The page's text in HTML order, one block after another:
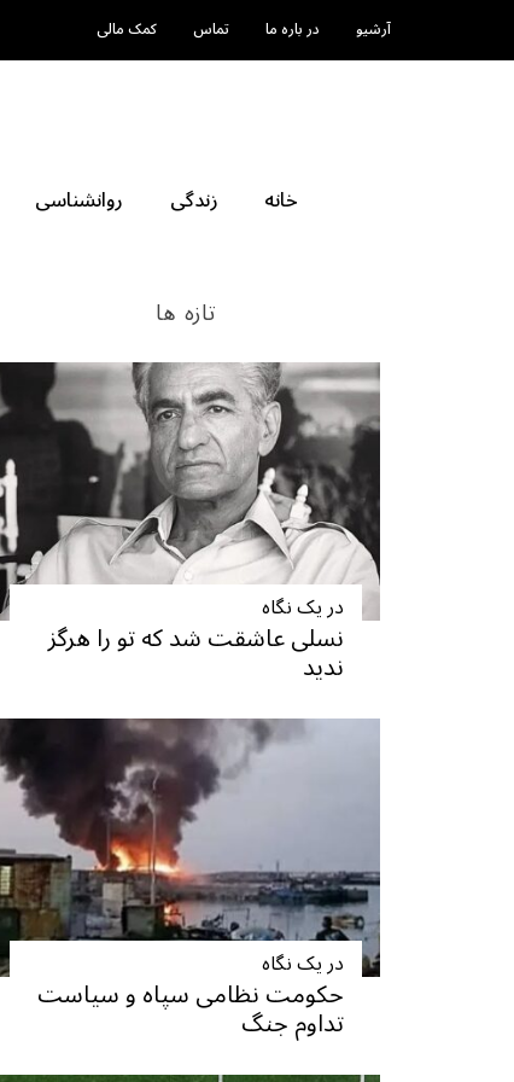
آرشیو در باره ما تماس کمک مالی
خانه زندگی روانشناسی
تازه ها
در یک نگاه
نسلی عاشقت شد که تو را هرگز
ندید
در یک نگاه
حکومت نظامی سپاه و سیاست
تداوم جنگ